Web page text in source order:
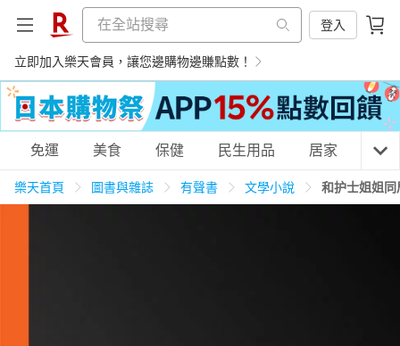
登入
立即加入樂天會員，讓您邊購物邊賺點數！
購物網分類
免運 美食 保健 民生用品 居家 3C
樂天首頁 圖書與雜誌 有聲書 文學小說 和护士姐姐同